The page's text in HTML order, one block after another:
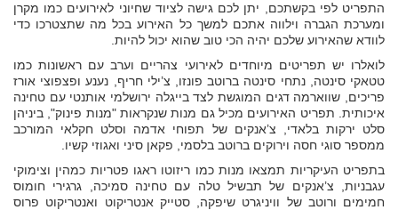
התפריט לפי בקשתכם, יתן לכם גישה לציוד שחיוני לאירועים כמו מקרן
ומערכת הגברה וילווה אתכם למשך כל האירוע בכל מה שתצטרכו כדי
לוודא שהאירוע שלכם יהיה הכי טוב שהוא יכול להיות.
לואלרו יש תפריטים מיוחדים לאירועי צהריים וערב עם ראשונות כמו
טטאקי סינטה, נתחי סינטה ברוטב פונזו, צ’ילי חריף, נענע ופצפוצי אורז
פריכים, שווארמה דגים המוגשת לצד בייגלה ירושלמי אותנטי עם טחינה
איכותית. תפריט האירועים מכיל גם מנות שנקראות "מנות פינוק", ביניהן
סלט ירקות בלאדי, צ’אנקים של תפוחי אדמה וסלט חקלאי המורכב
ממספר סוגי חסה וירוקים ברוטב בלסמי, פקאן סיני ואגוזי קשיו.
בתפריט העיקריות תמצאו מנות כמו ריזוטו ראגו פטריות כמהין וצימוקי
עגבניות, צ’אנקים של תבשיל טלה עם טחינה סמיכה, גרגירי חומוס
חמימים ורוטב של וויניגרט שיפקה, סטייק אנטריקוט ואנטריקוט פרוס